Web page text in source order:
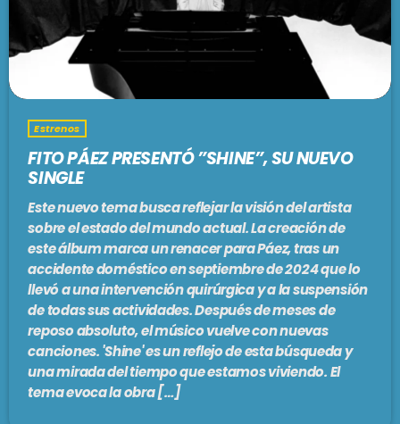
BARCELONA
MALLORCA
PODCASTS
TIENDA
EN VIVO AHORA!
Estrenos
FITO PÁEZ PRESENTÓ ”SHINE”, SU NUEVO
SINGLE
Este nuevo tema busca reflejar la visión del artista
sobre el estado del mundo actual. La creación de
este álbum marca un renacer para Páez, tras un
accidente doméstico en septiembre de 2024 que lo
llevó a una intervención quirúrgica y a la suspensión
de todas sus actividades. Después de meses de
reposo absoluto, el músico vuelve con nuevas
canciones. 'Shine' es un reflejo de esta búsqueda y
una mirada del tiempo que estamos viviendo. El
tema evoca la obra […]